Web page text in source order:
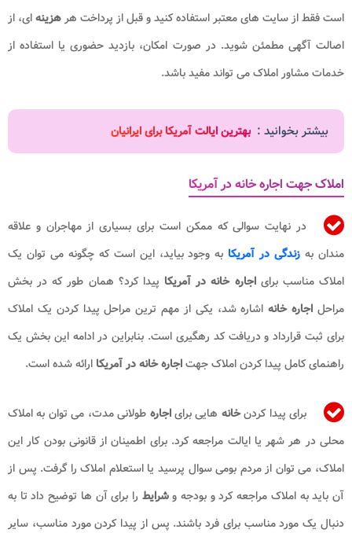
است فقط از سایت ‌های معتبر استفاده کنید و قبل از پرداخت هرهزینه‌ای، از
اصالت آگهی مطمئن شوید. در صورت امکان، بازدید حضوری یا استفاده از
خدمات مشاور املاک می ‌تواند مفید باشد.
بیشتر بخوانید : بهترین ایالت آمریکا برای ایرانیان
املاک جهت اجاره خانه در آمریکا
در نهایت سوالی که ممکن است برای بسیاری از مهاجران و علاقه
مندان به زندگی در آمریکا به وجود بیاید، این است که چگونه می توان یک
املاک مناسب برایاجاره خانه در آمریکا پیدا کرد؟ همان طور که در بخش
مراحل اجاره خانهاشاره شد، یکی از مهم ترین مراحل پیدا کردن یک املاک
برای ثبت قرارداد و دریافت کد رهگیری است. بنابراین در ادامه این بخش یک
راهنمای کامل پیدا کردن املاک جهتاجاره خانه در آمریکا ارائه شده است.
برای پیدا کردنخانه هایی برایاجاره طولانی مدت، می توان به املاک
محلی در هر شهر یا ایالت مراجعه کرد. برای اطمینان از قانونی بودن کار این
املاک، می توان از مردم بومی سوال پرسید یا استعلام املاک را گرفت. پس از
آن باید به املاک مراجعه کرد و بودجه وشرایط را برای آن ها توضیح داد تا به
دنبال یک مورد مناسب برای فرد باشند. پس از پیدا کردن مورد مناسب، سایر